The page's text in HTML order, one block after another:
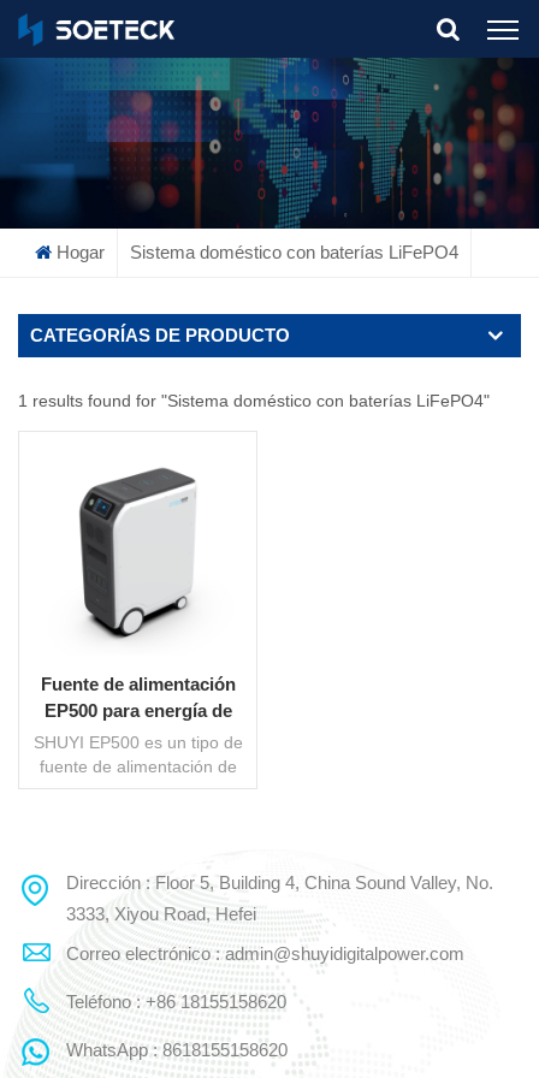
What Are You Looking For?
Hogar Sistema doméstico con baterías LiFePO4
CATEGORÍAS DE PRODUCTO
1 results found for "Sistema doméstico con baterías LiFePO4"
Fuente de alimentación
EP500 para energía de
respaldo en el hogar
SHUYI EP500 es un tipo de
fuente de alimentación de
almacenamiento de
en el hogar. Las baterías
para toda la casa se han
vuelto cada vez más
populares entre los hogares
asiáticos, estadounidenses
y europeos porque pueden
mitigar el impacto de los
cortes de energía y
LEE MAS
Dirección : Floor 5, Building 4, China Sound Valley, No.
3333, Xiyou Road, Hefei
Correo electrónico : admin@shuyidigitalpower.com
Teléfono : +86 18155158620
WhatsApp : 8618155158620